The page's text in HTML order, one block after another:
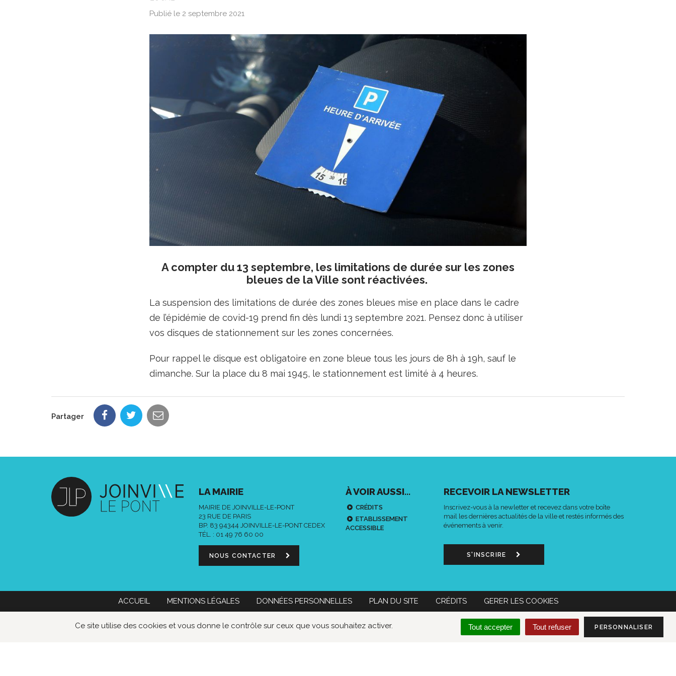
Ce site utilise des cookies et vous donne le contrôle sur ceux que vous souhaitez activer. Tout accepter Tout refuser PERSONNALISER
Publié le 2 septembre 2021
A compter du 13 septembre, les limitations de durée sur les zones
bleues de la Ville sont réactivées.
La suspension des limitations de durée des zones bleues mise en place dans le cadre
de l’épidémie de covid-19 prend fin dès lundi 13 septembre 2021. Pensez donc à utiliser
vos disques de stationnement sur les zones concernées.
Pour rappel le disque est obligatoire en zone bleue tous les jours de 8h à 19h, sauf le
dimanche. Sur la place du 8 mai 1945, le stationnement est limité à 4 heures.
Partager
LA MAIRIE
MAIRIE DE JOINVILLE-LE-PONT
23 RUE DE PARIS
BP. 83 94344 JOINVILLE-LE-PONT CEDEX
TÉL. : 01 49 76 60 00
NOUS CONTACTER
À VOIR AUSSI...
CRÉDITS
ETABLISSEMENT
ACCESSIBLE
RECEVOIR LA NEWSLETTER
Inscrivez-vous à la newletter et recevez dans votre boîte
mail les dernières actualités de la ville et restés informés des
événements à venir.
S'INSCRIRE
ACCUEIL MENTIONS LÉGALES DONNÉES PERSONNELLES PLAN DU SITE CRÉDITS GERER LES COOKIES
Mairie de Joinville-le-Pont 01 49 76 60 00 Nous contacter MON COMPTE CITOYEN
Lien
vers
Acce-
o